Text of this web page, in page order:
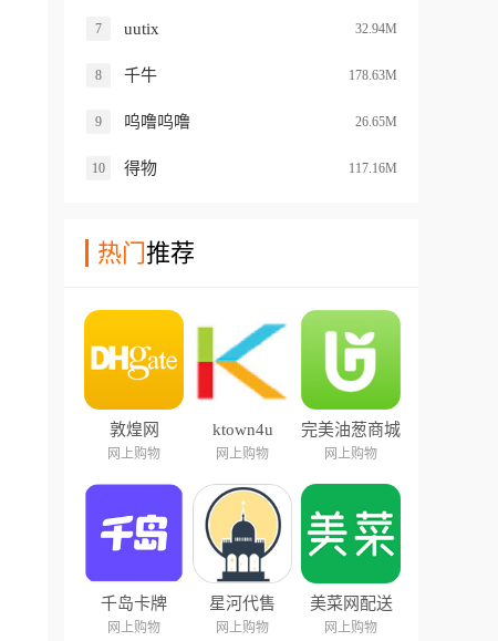
7 uutix 32.94M
8 千牛 178.63M
9 呜噜呜噜 26.65M
10 得物 117.16M
热门推荐
敦煌网
网上购物
ktown4u
网上购物
完美油葱商城
网上购物
千岛卡牌
网上购物
星河代售
网上购物
美菜网配送
网上购物